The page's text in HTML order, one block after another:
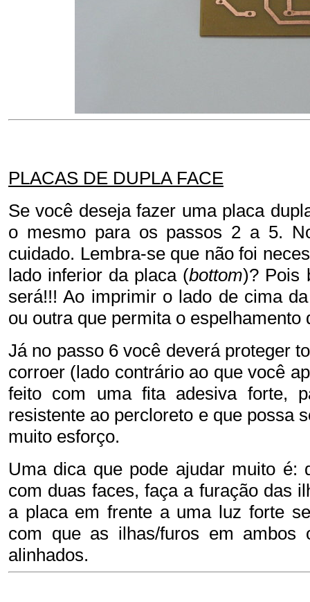
PLACAS DE DUPLA FACE
Se você deseja fazer uma placa
o mesmo para os passos 2 a 5.
cuidado. Lembra-se que não foi
lado inferior da placa (bottom)? Pois
será!!! Ao imprimir o lado de cima
ou outra que permita o espelhamento
Já no passo 6 você deverá proteger
corroer (lado contrário ao que você
feito com uma fita adesiva forte,
resistente ao percloreto e que possa
muito esforço.
Uma dica que pode ajudar muito é:
com duas faces, faça a furação das
a placa em frente a uma luz forte
com que as ilhas/furos em ambos
alinhados.